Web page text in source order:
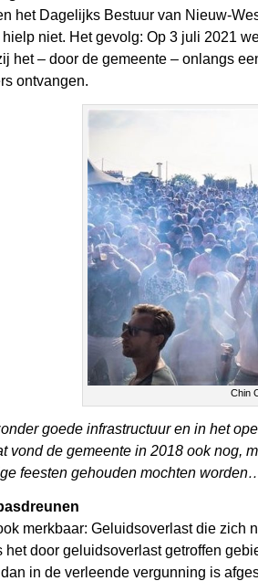
het Dagelijks Bestuur van Nieuw-
niet. Het gevolg: Op 3 juli 2021
het – door de gemeente – onlangs
ontvangen.
Chin
goede infrastructuur en in het
vond de gemeente in 2018 ook nog,
feesten gehouden mochten
merkbaar: Geluidsoverlast die
het door geluidsoverlast getroffen
in de verleende vergunning is